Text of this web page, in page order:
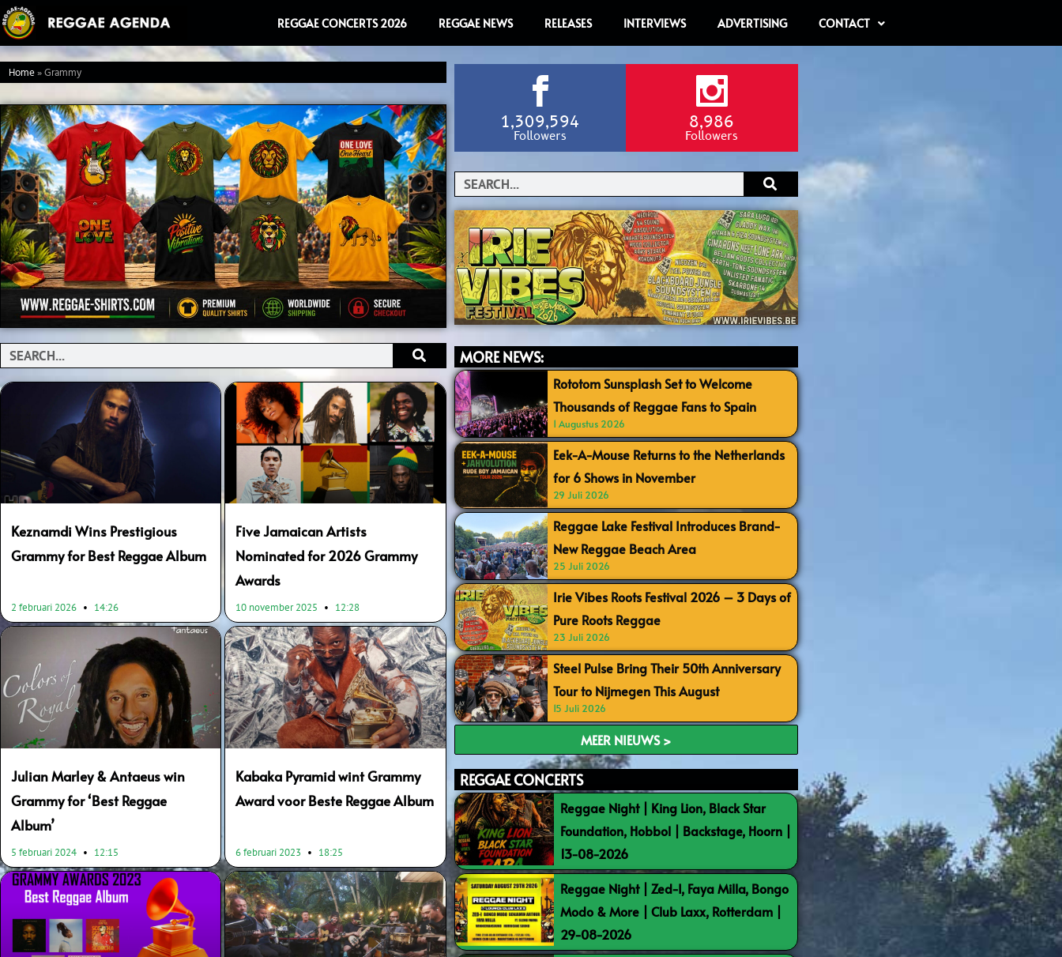
Ga
naar
de
inhoud
REGGAE CONCERTS 2026 REGGAE NEWS RELEASES INTERVIEWS ADVERTISING CONTACT
Home»Grammy
Search
Keznamdi Wins Prestigious
Grammy for Best Reggae Album
2 februari 2026 14:26
Five Jamaican Artists
Nominated for 2026 Grammy
Awards
10 november 2025 12:28
Julian Marley & Antaeus win
Grammy for ‘Best Reggae
Album’
5 februari 2024 12:15
Kabaka Pyramid wint Grammy
Award voor Beste Reggae Album
6 februari 2023 18:25
PagePage
1,309,594
Followers
8,986
Followers
Search
MORE NEWS:
Rototom Sunsplash Set to Welcome
Thousands of Reggae Fans to Spain
1 Augustus 2026
Eek-A-Mouse Returns to the Netherlands
for 6 Shows in November
29 Juli 2026
Reggae Lake Festival Introduces Brand-
New Reggae Beach Area
25 Juli 2026
Irie Vibes Roots Festival 2026 – 3 Days of
Pure Roots Reggae
23 Juli 2026
Steel Pulse Bring Their 50th Anniversary
Tour to Nijmegen This August
15 Juli 2026
MEER NIEUWS >
REGGAE CONCERTS
Reggae Night | King Lion, Black Star
Foundation, Hobbol | Backstage, Hoorn |
13-08-2026
Reggae Night | Zed-I, Faya Milla, Bongo
Modo & More | Club Laxx, Rotterdam |
29-08-2026